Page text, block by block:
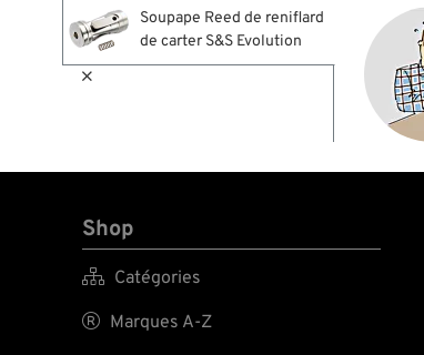
Soupape Reed de reniflard
de carter S&S Evolution

Shop
 Catégories
 Marques A-Z